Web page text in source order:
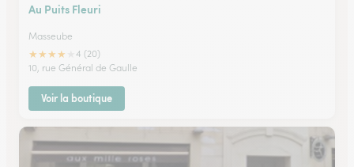
Au Puits Fleuri
Masseube
★★★★
4 (20)
10, rue Général de Gaulle
Voir la boutique